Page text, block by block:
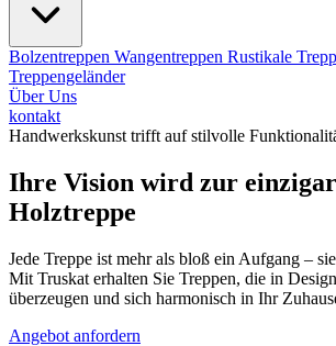
Bolzentreppen Wangentreppen Rustikale
Treppengeländer
Über Uns
kontakt
Handwerkskunst trifft auf stilvolle
Ihre Vision wird zur
Holztreppe
Jede Treppe ist mehr als bloß ein Aufgang –
Mit Truskat erhalten Sie Treppen, die in
überzeugen und sich harmonisch in Ihr
Angebot anfordern